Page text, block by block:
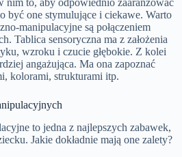
być one stymulujące i ciekawe. Warto
manipulacyjne są połączeniem
Tablica sensoryczna ma z założenia
wzroku i czucie głębokie. Z kolei
angażująca. Ma ona zapoznać
kolorami, strukturami itp.
to jedna z najlepszych zabawek,
Jakie dokładnie mają one zalety?